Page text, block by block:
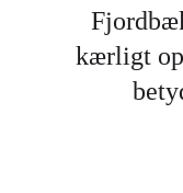
kærligt